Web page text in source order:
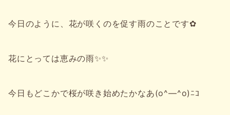
今日のように、花が咲くのを促す雨のことです✿
花にとっては恵みの雨✨✨
今日もどこかで桜が咲き始めたかなあ(o^―^o)ﾆｺ